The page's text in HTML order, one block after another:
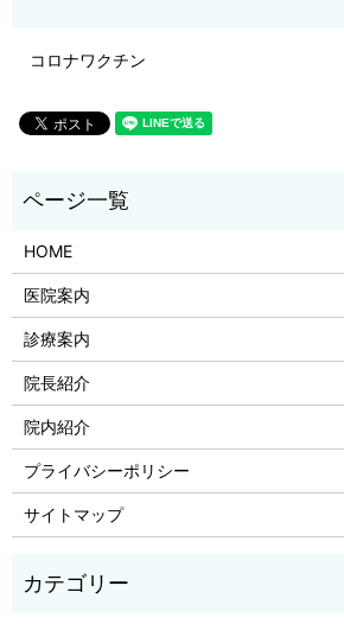
コロナワクチン
HOME
医院案内
診療案内
院長紹介
院内紹介
プライバシーポリシー
サイトマップ